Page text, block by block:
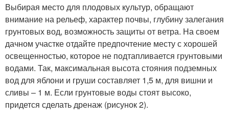
Выбирая место для плодовых культур, обращают
внимание на рельеф, характер почвы, глубину залегания
грунтовых вод, возможность защиты от ветра. На своем
дачном участке отдайте предпочтение месту с хорошей
освещенностью, которое не подтапливается грунтовыми
водами. Так, максимальная высота стояния подземных
вод для яблони и груши составляет 1,5 м, для вишни и
сливы – 1 м. Если грунтовые воды стоят высоко,
придется сделать дренаж (рисунок 2).